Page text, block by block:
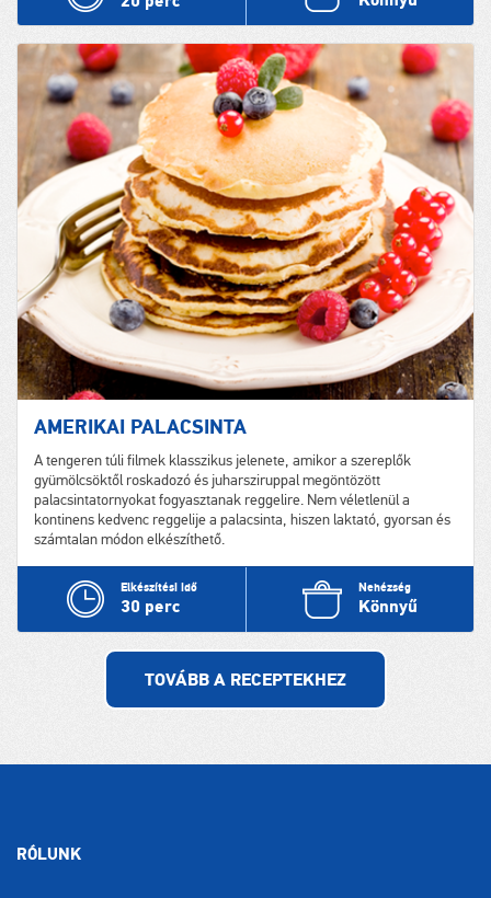
AMERIKAI PALACSINTA
A tengeren túli filmek klasszikus jelenete, amikor a szereplők
gyümölcsöktől roskadozó és juharsziruppal megöntözött
palacsintatornyokat fogyasztanak reggelire. Nem véletlenül a
kontinens kedvenc reggelije a palacsinta, hiszen laktató, gyorsan és
számtalan módon elkészíthető.
Elkészítési idő
30 perc
Nehézség
Könnyű
TOVÁBB A RECEPTEKHEZ
RÓLUNK